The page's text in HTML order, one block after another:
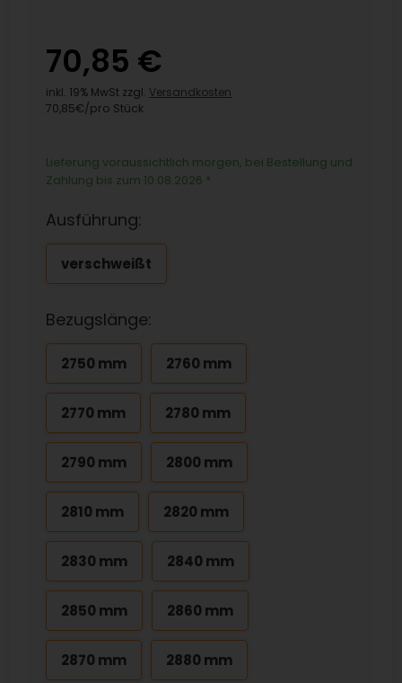
70,85 €
inkl. 19% MwSt zzgl. Versandkosten
70,85€/pro Stück
Lieferung voraussichtlich morgen, bei Bestellung und
Zahlung bis zum 10.08.2026 *
Ausführung:
verschweißt
Bezugslänge:
2750 mm 2760 mm
2770 mm 2780 mm
2790 mm 2800 mm
2810 mm 2820 mm
2830 mm 2840 mm
2850 mm 2860 mm
2870 mm 2880 mm